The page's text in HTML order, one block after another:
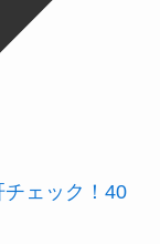
チェック！40